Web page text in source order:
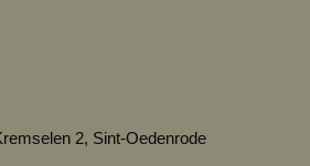
2, Sint-Oedenrode